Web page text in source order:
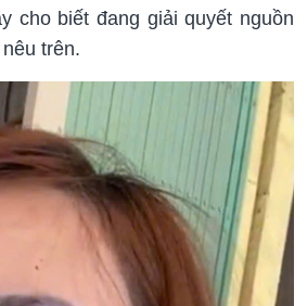
cho biết đang giải quyết nguồn
trên.